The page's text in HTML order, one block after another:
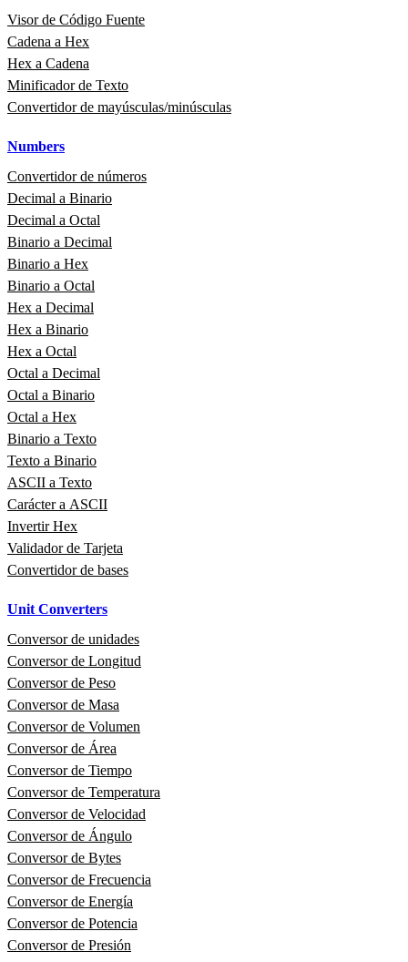
Visor de Código Fuente
Cadena a Hex
Hex a Cadena
Minificador de Texto
Convertidor de mayúsculas/minúsculas
Numbers
Convertidor de números
Decimal a Binario
Decimal a Octal
Binario a Decimal
Binario a Hex
Binario a Octal
Hex a Decimal
Hex a Binario
Hex a Octal
Octal a Decimal
Octal a Binario
Octal a Hex
Binario a Texto
Texto a Binario
ASCII a Texto
Carácter a ASCII
Invertir Hex
Validador de Tarjeta
Convertidor de bases
Unit Converters
Conversor de unidades
Conversor de Longitud
Conversor de Peso
Conversor de Masa
Conversor de Volumen
Conversor de Área
Conversor de Tiempo
Conversor de Temperatura
Conversor de Velocidad
Conversor de Ángulo
Conversor de Bytes
Conversor de Frecuencia
Conversor de Energía
Conversor de Potencia
Conversor de Presión